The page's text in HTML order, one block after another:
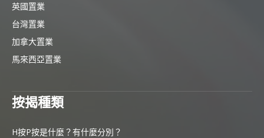
英國置業
台灣置業
加拿大置業
馬來西亞置業
按揭種類
H按P按是什麼？有什麼分別？